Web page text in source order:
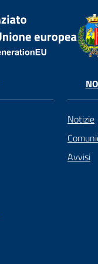
Notizie
Avvisi